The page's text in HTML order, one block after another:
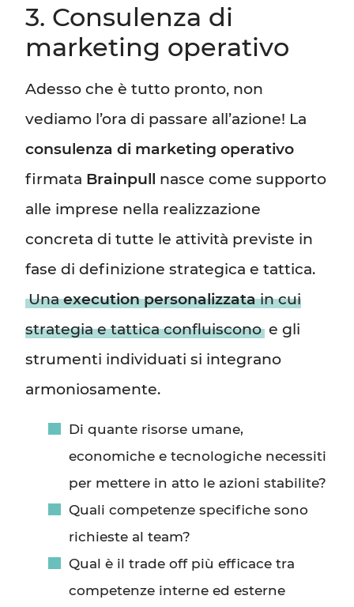
3. Consulenza di
marketing operativo
Adesso che è tutto pronto, non
vediamo l’ora di passare all’azione! La
consulenza di marketing operativo
firmata Brainpull nasce come supporto
alle imprese nella realizzazione
concreta di tutte le attività previste in
fase di definizione strategica e tattica.
Unaexecution personalizzatain cui
strategia e tattica confluiscono e gli
strumenti individuati si integrano
armoniosamente.
Di quante risorse umane,
economiche e tecnologiche necessiti
per mettere in atto le azioni stabilite?
Quali competenze specifiche sono
richieste al team?
Qual è il trade off più efficace tra
competenze interne ed esterne